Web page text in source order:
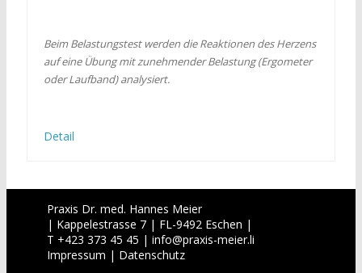
Beim Belastungstest werden die Reaktionen des Herzens
auf eine Übung mit zunehmender Belastung (Ergometer
oder Laufband) analysiert.
Detail
Praxis Dr. med. Hannes Meier
| Kappelestrasse 7 | FL-9492 Eschen |
T +423 373 45 45 | info@praxis-meier.li
Impressum | Datenschutz